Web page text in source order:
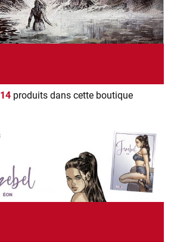
14produits dans cette boutique